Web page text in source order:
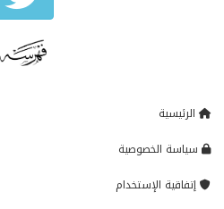
الرئيسية
سياسة الخصوصية
إتفاقية الإستخدام